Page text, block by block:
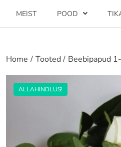
MEIST POOD
Home Tooted Beebipapud
ALLAHINDLUS!